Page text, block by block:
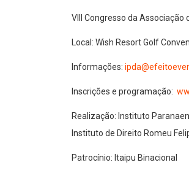
VIII Congresso da Associação
Local: Wish Resort Golf
Informações:
Inscrições e programação:
Realização: Instituto
Instituto de Direito Romeu
Patrocínio: Itaipu Binacional